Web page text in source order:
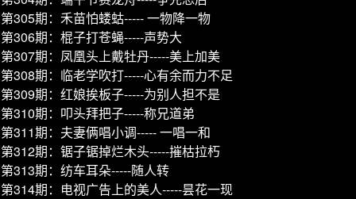
第305期：禾苗怕蝼蛄----- 一物降一物
第306期：棍子打苍蝇-----声势大
第307期：凤凰头上戴牡丹-----美上加美
第308期：临老学吹打-----心有余而力不足
第309期：红娘挨板子-----为别人担不是
第310期：叩头拜把子-----称兄道弟
第311期：夫妻俩唱小调----- 一唱一和
第312期：锯子锯掉烂木头-----摧枯拉朽
第313期：纺车耳朵-----随人转
第314期：电视广告上的美人-----昙花一现